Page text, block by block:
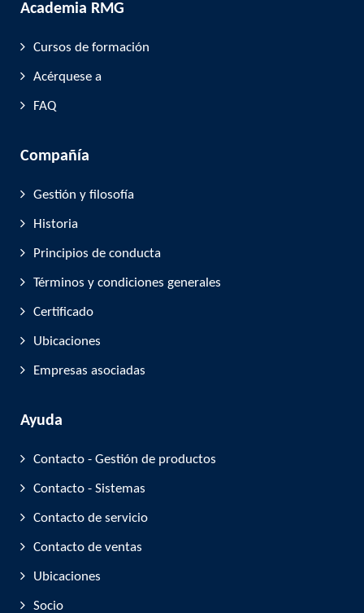
Academia RMG
Cursos de formación
Acérquese a
FAQ
Compañía
Gestión y filosofía
Historia
Principios de conducta
Términos y condiciones generales
Certificado
Ubicaciones
Empresas asociadas
Ayuda
Contacto - Gestión de productos
Contacto - Sistemas
Contacto de servicio
Contacto de ventas
Ubicaciones
Socio